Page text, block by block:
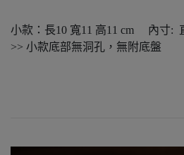
小款：長10 寬11 高11 cm 內寸:
>> 小款底部無洞孔，無附底盤